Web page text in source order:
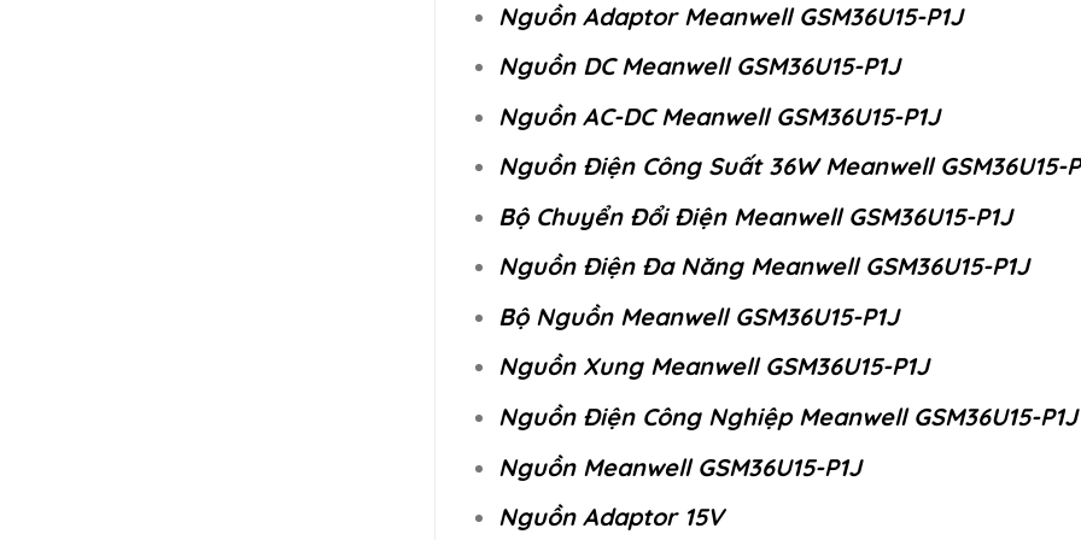
Nguồn Adaptor Meanwell GSM36U15-P1J
Nguồn DC Meanwell GSM36U15-P1J
Nguồn AC-DC Meanwell GSM36U15-P1J
Nguồn Điện Công Suất 36W Meanwell GSM36U15-
Bộ Chuyển Đổi Điện Meanwell GSM36U15-P1J
Nguồn Điện Đa Năng Meanwell GSM36U15-P1J
Bộ Nguồn Meanwell GSM36U15-P1J
Nguồn Xung Meanwell GSM36U15-P1J
Nguồn Điện Công Nghiệp Meanwell GSM36U15-P1J
Nguồn Meanwell GSM36U15-P1J
Nguồn Adaptor 15V